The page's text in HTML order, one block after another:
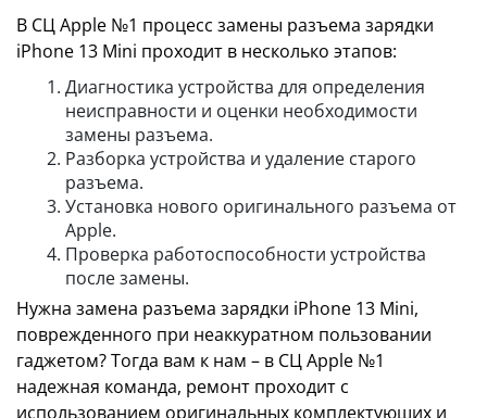
В СЦ Apple №1 процесс замены разъема зарядки
iPhone 13 Mini проходит в несколько этапов:
Диагностика устройства для определения
неисправности и оценки необходимости
замены разъема.
Разборка устройства и удаление старого
разъема.
Установка нового оригинального разъема от
Apple.
Проверка работоспособности устройства
после замены.
Нужна замена разъема зарядки iPhone 13 Mini,
поврежденного при неаккуратном пользовании
гаджетом? Тогда вам к нам – в СЦ Apple №1
надежная команда, ремонт проходит с
использованием оригинальных комплектующих и